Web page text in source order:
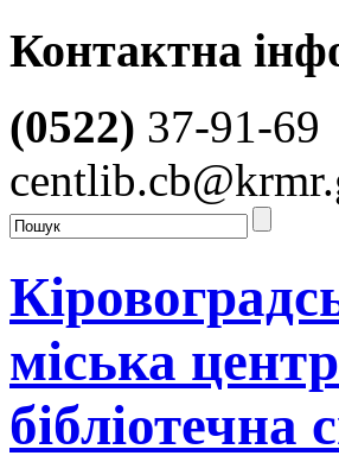
Контактна
(0522) 37-91-69
міська
бібліотечна